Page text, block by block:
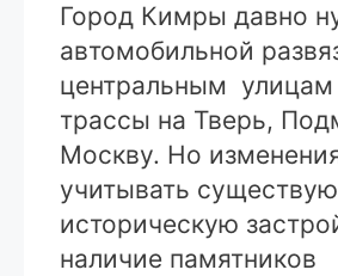
Город Кимры давно
автомобильной
центральным улицам
трассы на Тверь,
Москву. Но
учитывать
историческую
наличие памятников